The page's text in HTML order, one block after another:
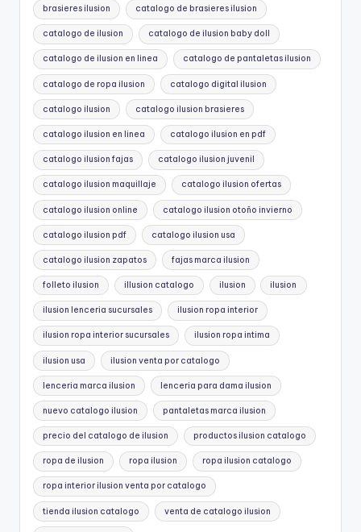
brasieres ilusion catalogo de brasieres ilusion
catalogo de ilusion catalogo de ilusion baby doll
catalogo de ilusion en linea catalogo de pantaletas ilusion
catalogo de ropa ilusion catalogo digital ilusion
catalogo ilusion catalogo ilusion brasieres
catalogo ilusion en linea catalogo ilusion en pdf
catalogo ilusion fajas catalogo ilusion juvenil
catalogo ilusion maquillaje catalogo ilusion ofertas
catalogo ilusion online catalogo ilusion otoño invierno
catalogo ilusion pdf catalogo ilusion usa
catalogo ilusion zapatos fajas marca ilusion
folleto ilusion illusion catalogo ilusion ilusion
ilusion lenceria sucursales ilusion ropa interior
ilusion ropa interior sucursales ilusion ropa intima
ilusion usa ilusion venta por catalogo
lenceria marca ilusion lenceria para dama ilusion
nuevo catalogo ilusion pantaletas marca ilusion
precio del catalogo de ilusion productos ilusion catalogo
ropa de ilusion ropa ilusion ropa ilusion catalogo
ropa interior ilusion venta por catalogo
tienda ilusion catalogo venta de catalogo ilusion